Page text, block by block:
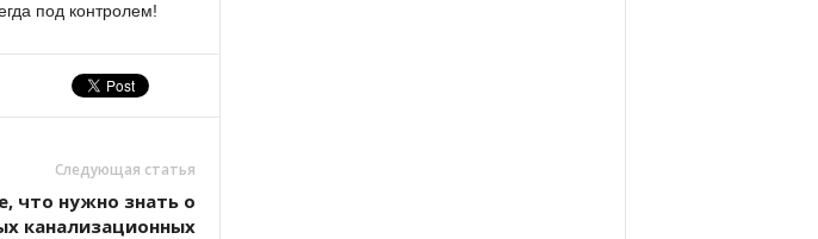
под контролем!
Следующая статья
что нужно знать о
канализационных